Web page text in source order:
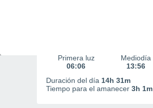
Primera luz
06:06
Mediodía
13:56
Duración del día 14h 31m
Tiempo para el amanecer 3h 1m